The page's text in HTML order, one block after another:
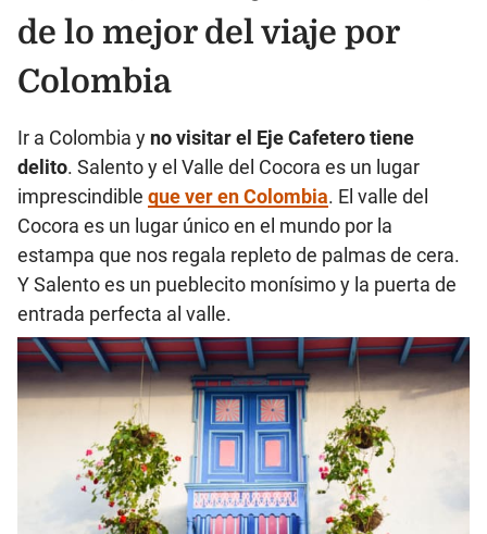
de lo mejor del viaje por
Colombia
Ir a Colombia y no visitar el Eje Cafetero tiene
delito. Salento y el Valle del Cocora es un lugar
imprescindible que ver en Colombia. El valle del
Cocora es un lugar único en el mundo por la
estampa que nos regala repleto de palmas de cera.
Y Salento es un pueblecito monísimo y la puerta de
entrada perfecta al valle.